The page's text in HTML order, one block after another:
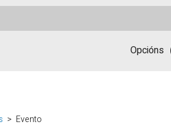
Opcións
Evento